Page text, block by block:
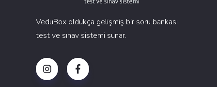
VeduBox oldukça gelişmiş bir soru bankası
test ve sınav sistemi sunar.